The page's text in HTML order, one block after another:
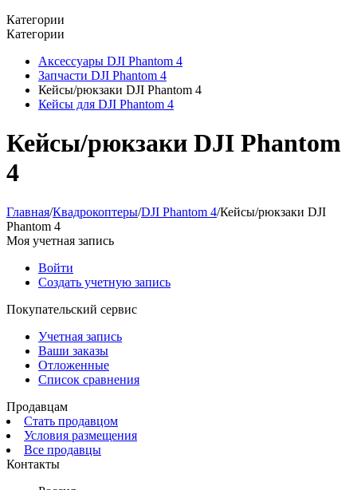
Категории
Категории
Аксессуары DJI Phantom 4
Запчасти DJI Phantom 4
Кейсы/рюкзаки DJI Phantom 4
Кейсы для DJI Phantom 4
Кейсы/рюкзаки DJI Phantom
4
Главная/Квадрокоптеры/DJI Phantom 4/Кейсы/рюкзаки DJI
Phantom 4
Моя учетная запись
Войти
Создать учетную запись
Покупательский сервис
Учетная запись
Ваши заказы
Отложенные
Список сравнения
Продавцам
Стать продавцом
Условия размещения
Все продавцы
Контакты